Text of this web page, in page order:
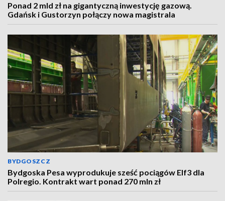
Ponad 2 mld zł na gigantyczną inwestycję gazową.
Gdańsk i Gustorzyn połączy nowa magistrala
BYDGOSZCZ
Bydgoska Pesa wyprodukuje sześć pociągów Elf3 dla
Polregio. Kontrakt wart ponad 270 mln zł